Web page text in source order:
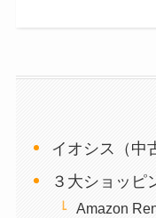
イオシス（中
３大ショッピ
Amazon